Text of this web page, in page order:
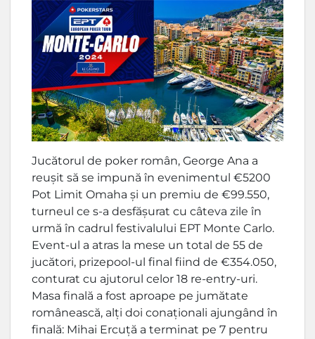
Jucătorul de poker român, George Ana a
reușit să se impună în evenimentul €5200
Pot Limit Omaha și un premiu de €99.550,
turneul ce s-a desfășurat cu câteva zile în
urmă în cadrul festivalului EPT Monte Carlo.
Event-ul a atras la mese un total de 55 de
jucători, prizepool-ul final fiind de €354.050,
conturat cu ajutorul celor 18 re-entry-uri.
Masa finală a fost aproape pe jumătate
românească, alți doi conaționali ajungând în
finală: Mihai Ercuță a terminat pe 7 pentru